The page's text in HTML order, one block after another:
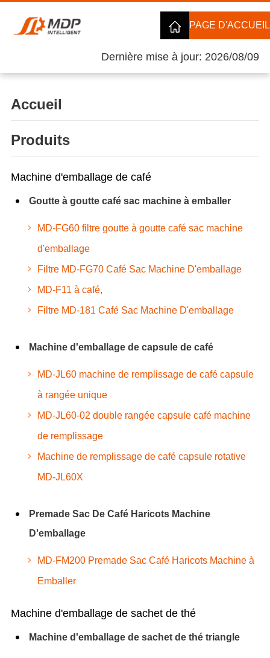
Dernière mise à jour: 2026/08/09
PAGE D'ACCUEIL
Accueil
Produits
Machine d'emballage de café
Goutte à goutte café sac machine à emballer
MD-FG60 filtre goutte à goutte café sac machine
d'emballage
Filtre MD-FG70 Café Sac Machine D'emballage
MD-F11 à café,
Filtre MD-181 Café Sac Machine D'emballage
Machine d'emballage de capsule de café
MD-JL60 machine de remplissage de café capsule
à rangée unique
MD-JL60-02 double rangée capsule café machine
de remplissage
Machine de remplissage de café capsule rotative
MD-JL60X
Premade Sac De Café Haricots Machine
D'emballage
MD-FM200 Premade Sac Café Haricots Machine à
Emballer
Machine d'emballage de sachet de thé
Machine d'emballage de sachet de thé triangle